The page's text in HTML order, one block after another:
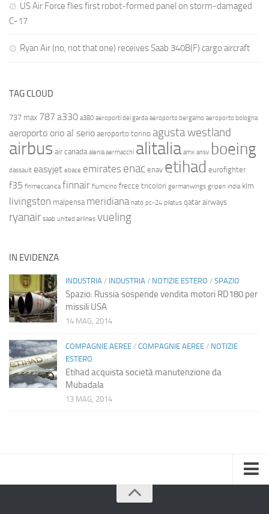
US Air Force flies first robot-formed panel on storm-damaged
C-17
Ryan Air (no, not that one) receives Saab 340B(F) cargo aircraft
TAG CLOUD
737 max 787 a330 a380 aeroporti del garda aeroporto bergamo aeroporto bologna
aeroporto orio al serio aeroporto torino agusta westland
airbus air canada alenia aermacchi alitalia amx ansv boeing
dassault easyjet ebace emirates enac enav etihad eurofighter
f35 finmeccanica finnair fiumicino frecce tricolori germanwings gripen india klm
livingston malpensa meridiana nato pc-24 pilatus qatar airways
ryanair saab united airlines vueling
IN EVIDENZA
INDUSTRIA / INDUSTRIA / NOTIZIE ESTERO / SPAZIO
Spazio: Russia sospende vendita motori RD180 per
missili USA
14 MAG, 2014
COMPAGNIE AEREE / COMPAGNIE AEREE / NOTIZIE
ESTERO
Etihad acquista società manutenzione da
Mubadala
13 MAG, 2014